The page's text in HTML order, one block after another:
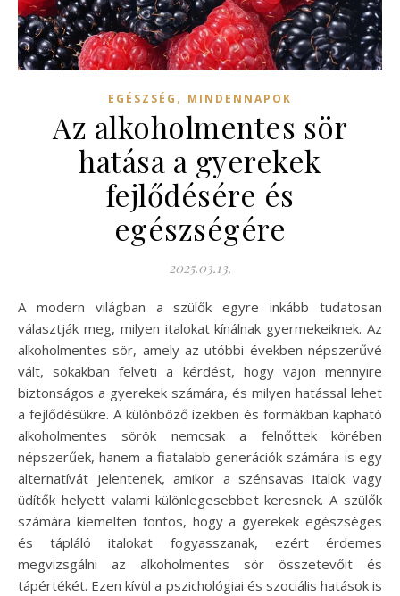
EGÉSZSÉG , MINDENNAPOK
Az alkoholmentes sör
hatása a gyerekek
fejlődésére és
egészségére
2025.03.13.
A modern világban a szülők egyre inkább tudatosan
választják meg, milyen italokat kínálnak gyermekeiknek. Az
alkoholmentes sör, amely az utóbbi években népszerűvé
vált, sokakban felveti a kérdést, hogy vajon mennyire
biztonságos a gyerekek számára, és milyen hatással lehet
a fejlődésükre. A különböző ízekben és formákban kapható
alkoholmentes sörök nemcsak a felnőttek körében
népszerűek, hanem a fiatalabb generációk számára is egy
alternatívát jelentenek, amikor a szénsavas italok vagy
üdítők helyett valami különlegesebbet keresnek. A szülők
számára kiemelten fontos, hogy a gyerekek egészséges
és tápláló italokat fogyasszanak, ezért érdemes
megvizsgálni az alkoholmentes sör összetevőit és
tápértékét. Ezen kívül a pszichológiai és szociális hatások is